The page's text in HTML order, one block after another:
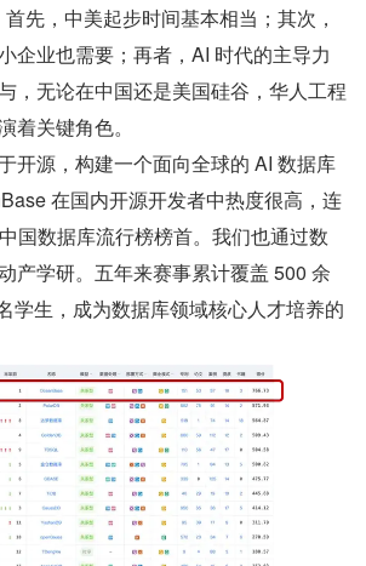
先，中美起步时间基本相当；其次，
企业也需要；再者，AI 时代的主导力
，无论在中国还是美国硅谷，华人工程
着关键角色。
开源，构建一个面向全球的 AI 数据库
在国内开源开发者中热度很高，连
国数据库流行榜榜首。我们也通过数
产学研。五年来赛事累计覆盖 500 余
学生，成为数据库领域核心人才培养的